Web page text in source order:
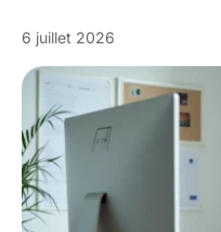
6 juillet 2026